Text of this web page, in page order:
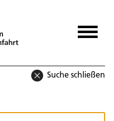
Suche schließen